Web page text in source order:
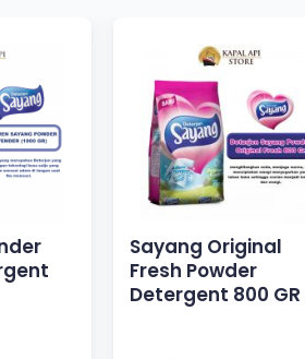
Sayang Original
Fresh Powder
Detergent 800 GR